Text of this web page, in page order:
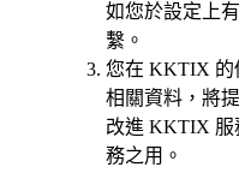
如您於設定上
繫。
您在 KKTIX 的
相關資料，將
改進 KKTIX 服
務之用。